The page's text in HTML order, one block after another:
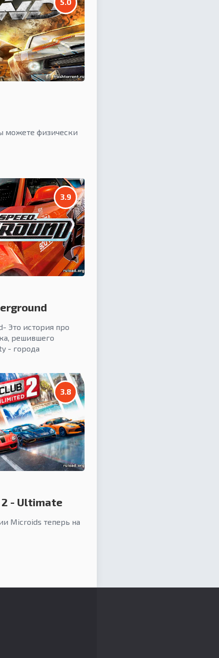
можете физически
3.9
Это история про
решившего
- города
3.8
2 - Ultimate
Microids теперь на